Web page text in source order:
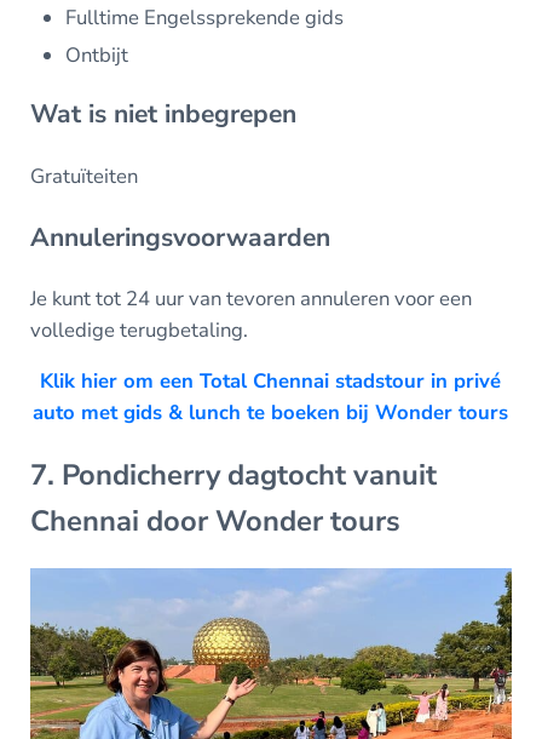
Fulltime Engelssprekende gids
Ontbijt
Wat is niet inbegrepen
Gratuïteiten
Annuleringsvoorwaarden
Je kunt tot 24 uur van tevoren annuleren voor een
volledige terugbetaling.
Klik hier om een Total Chennai stadstour in privé
auto met gids & lunch te boeken bij Wonder tours
7. Pondicherry dagtocht vanuit
Chennai door Wonder tours